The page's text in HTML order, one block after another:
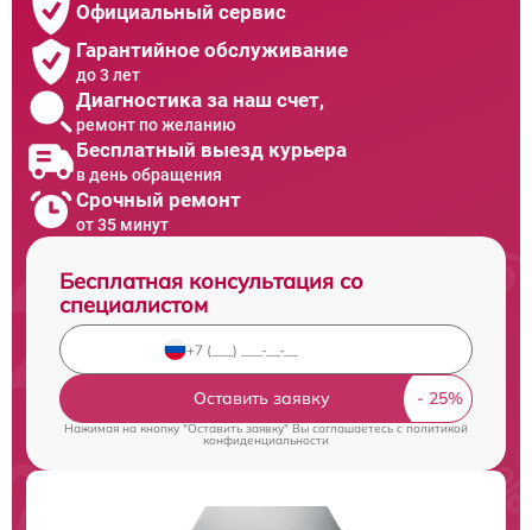
Официальный сервис
Гарантийное обслуживание
до 3 лет
Диагностика за наш счет,
ремонт по желанию
Бесплатный выезд курьера
в день обращения
Срочный ремонт
от 35 минут
Бесплатная консультация со
специалистом
Оставить заявку
Нажимая на кнопку "Оставить заявку" Вы соглашаетесь cполитикой
конфиденциальности